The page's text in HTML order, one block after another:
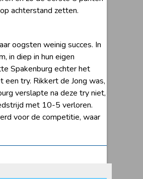
achterstand zetten.
oogsten weinig succes. In
in diep in hun eigen
Spakenburg echter het
try. Rikkert de Jong was,
verslapte na deze try niet,
met 10-5 verloren.
voor de competitie, waar